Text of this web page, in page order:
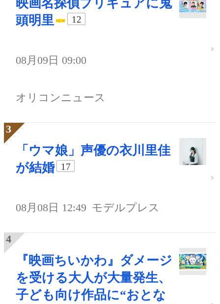
映画名探偵プリキュアに鬼
頭明里
12
08月09日 09:00
オリコンニュース
「ウマ娘」声優の衣川里佳
が結婚
17
08月08日 12:49 モデルプレス
『映画ちいかわ』ダメージ
を受ける大人が大量発生、
子ども向け作品に“おとな